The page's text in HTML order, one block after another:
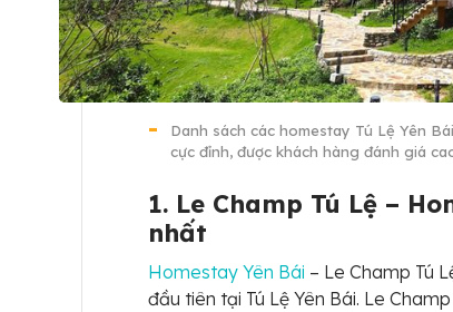
Danh sách các homestay Tú Lệ Yên
cực đỉnh, được khách hàng đánh giá
1. Le Champ Tú Lệ –
nhất
Homestay Yên Bái – Le Champ Tú
đầu tiên tại Tú Lệ Yên Bái. Le